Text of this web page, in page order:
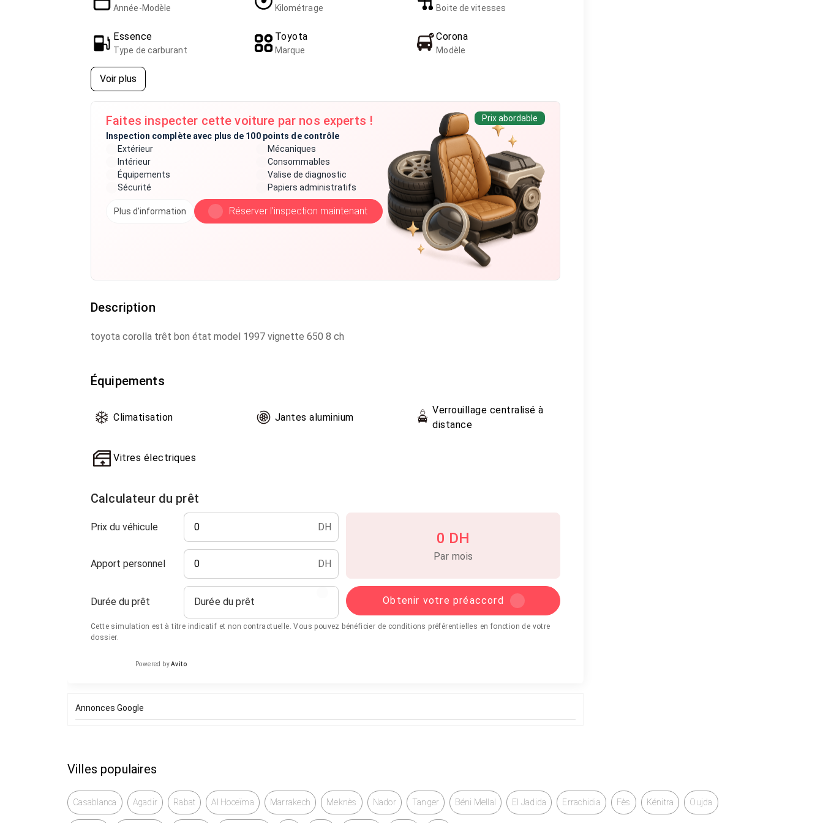
Année-Modèle Kilométrage Boite de vitesses
Essence
Type de carburant
Toyota
Marque
Corona
Modèle
Voir plus
Prix abordable
Faites inspecter cette voiture par nos experts !
Inspection complète avec plus de 100 points de contrôle
Extérieur
Intérieur
Équipements
Sécurité
Mécaniques
Consommables
Valise de diagnostic
Papiers administratifs
Plus d'information Réserver l’inspection maintenant
Description
toyota corolla trêt bon état model 1997 vignette 650 8 ch
Équipements
Climatisation Jantes aluminium
Verrouillage centralisé à
distance
Vitres électriques
Calculateur du prêt
Prix du véhicule DH
Apport personnel DH
Durée du prêt Durée du prêt
0 DH
Par mois
Obtenir votre préaccord
Cette simulation est à titre indicatif et non contractuelle. Vous pouvez bénéficier de conditions préférentielles en fonction de votre
dossier.
Powered byAvito
Annonces Google
Villes populaires
Casablanca Agadir Rabat Al Hoceïma Marrakech Meknès Nador Tanger Béni Mellal El Jadida Errachidia Fès Kénitra Oujda